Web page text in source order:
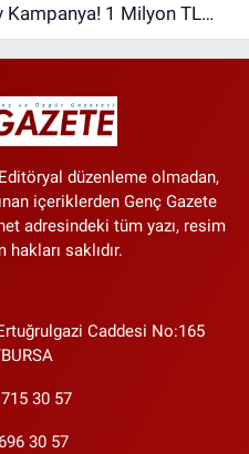
Kampanya! 1 Milyon TL
ve Şarj İndirimi Fırsatı
düzenleme olmadan,
içeriklerden Genç Gazete
adresindeki tüm yazı, resim
saklıdır.
Caddesi No:165
30 57
30 57